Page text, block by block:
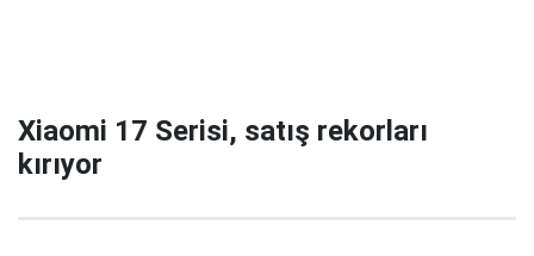
Xiaomi 17 Serisi, satış rekorları
kırıyor